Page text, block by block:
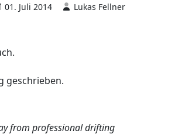
01. Juli 2014 Lukas Fellner
geschrieben.
from professional drifting